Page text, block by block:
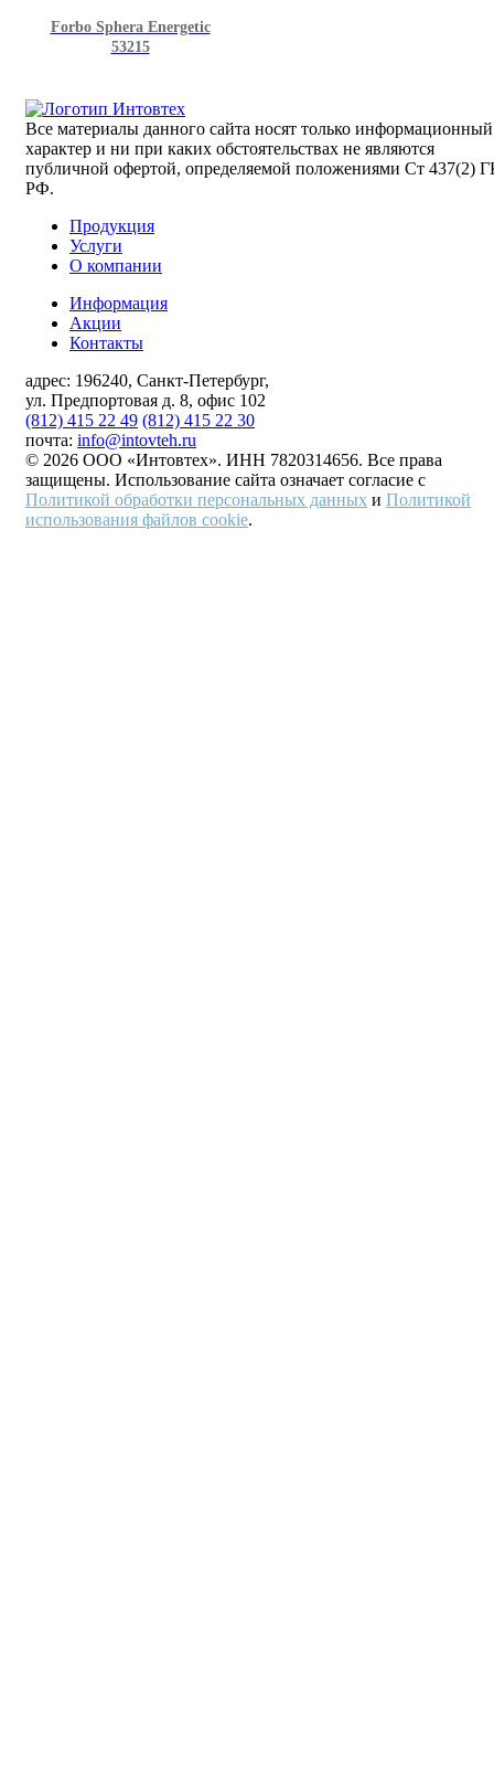
Forbo Sphera Energetic
53215
Все материалы данного сайта носят только информационный
характер и ни при каких обстоятельствах не являются
публичной офертой, определяемой положениями Ст 437(2)
РФ.
Продукция
Услуги
О компании
Информация
Акции
Контакты
адрес: 196240, Санкт-Петербург,
ул. Предпортовая д. 8, офис 102
(812) 415 22 49 (812) 415 22 30
почта: info@intovteh.ru
© 2026 ООО «Интовтех». ИНН 7820314656. Все права
защищены. Использование сайта означает согласие с
Политикой обработки персональных данных и Политикой
использования файлов cookie.